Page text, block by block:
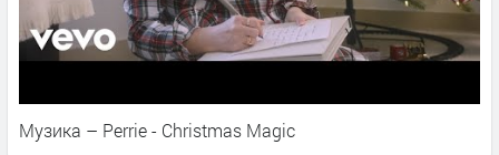
Музика – Perrie - Christmas Magic